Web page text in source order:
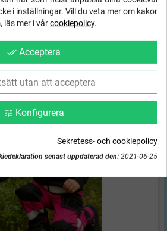
dagar byte!
eller Swish
i inställningar. Vill du veta mer om kakor
läs mer i vårcookiepolicy.
done_all Acceptera
utan att acceptera
tune Konfigurera
Sekretess- och cookiepolicy
senast uppdaterad den: 2021-06-25